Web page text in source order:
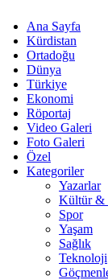
Ana Sayfa
Kürdistan
Ortadoğu
Dünya
Türkiye
Ekonomi
Röportaj
Video Galeri
Foto Galeri
Özel
Kategoriler
Yazarlar
Kültür &
Spor
Yaşam
Sağlık
Teknoloji